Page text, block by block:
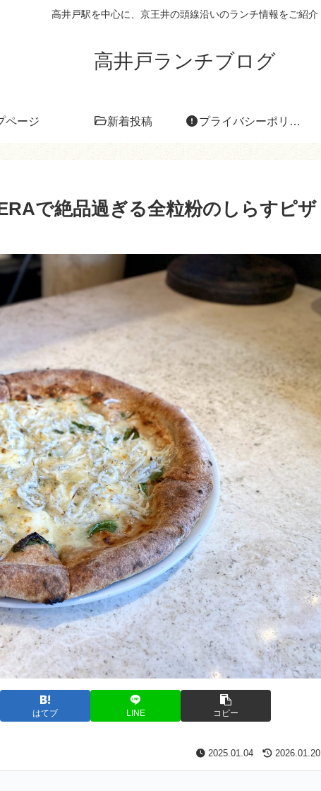
高井戸駅を中心に、京王井の頭線沿いのランチ情報をご紹介
高井戸ランチブログ
ページ 新着投稿 プライバシーポリシー
で絶品過ぎる全粒粉のしらすピザ
はてブ LINE コピー
2025.01.04 2026.01.20